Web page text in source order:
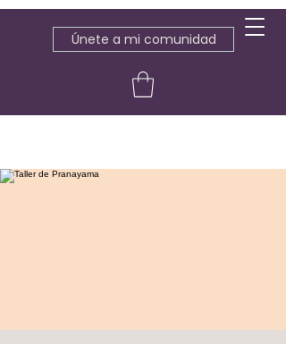
Únete a mi comunidad